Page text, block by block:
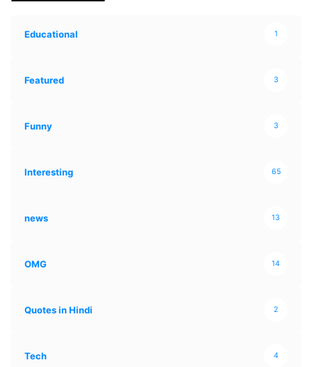
Educational 1
Featured 3
Funny 3
Interesting 65
news 13
OMG 14
Quotes in Hindi 2
Tech 4